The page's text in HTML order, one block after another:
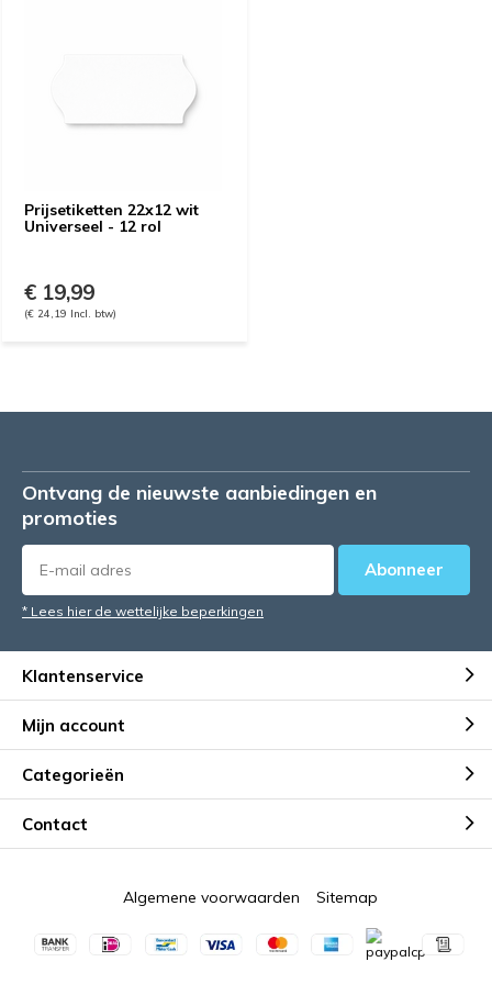
Prijsetiketten 22x12 wit
Universeel - 12 rol
€ 19,99
(€ 24,19 Incl. btw)
Ontvang de nieuwste aanbiedingen en
promoties
Abonneer
* Lees hier de wettelijke beperkingen
Klantenservice
Mijn account
Categorieën
Contact
Algemene voorwaarden Sitemap